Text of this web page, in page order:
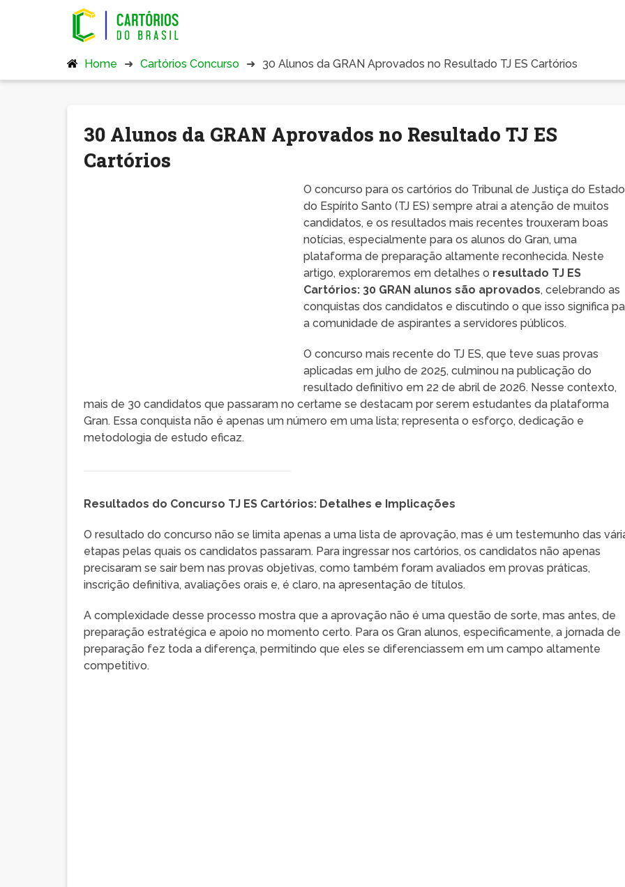
Home Cartórios Concurso 30 Alunos da GRAN Aprovados no Resultado TJ ES Cartórios
30 Alunos da GRAN Aprovados no Resultado TJ ES
Cartórios
O concurso para os cartórios do Tribunal de Justiça do Estado
do Espírito Santo (TJ ES) sempre atrai a atenção de muitos
candidatos, e os resultados mais recentes trouxeram boas
notícias, especialmente para os alunos do Gran, uma
plataforma de preparação altamente reconhecida. Neste
artigo, exploraremos em detalhes o resultado TJ ES
Cartórios: 30 GRAN alunos são aprovados, celebrando as
conquistas dos candidatos e discutindo o que isso significa
a comunidade de aspirantes a servidores públicos.
O concurso mais recente do TJ ES, que teve suas provas
aplicadas em julho de 2025, culminou na publicação do
resultado definitivo em 22 de abril de 2026. Nesse contexto,
mais de 30 candidatos que passaram no certame se destacam por serem estudantes da plataforma
Gran. Essa conquista não é apenas um número em uma lista; representa o esforço, dedicação e
metodologia de estudo eficaz.
Resultados do Concurso TJ ES Cartórios: Detalhes e Implicações
O resultado do concurso não se limita apenas a uma lista de aprovação, mas é um testemunho das
etapas pelas quais os candidatos passaram. Para ingressar nos cartórios, os candidatos não apenas
precisaram se sair bem nas provas objetivas, como também foram avaliados em provas práticas,
inscrição definitiva, avaliações orais e, é claro, na apresentação de títulos.
A complexidade desse processo mostra que a aprovação não é uma questão de sorte, mas antes, de
preparação estratégica e apoio no momento certo. Para os Gran alunos, especificamente, a jornada de
preparação fez toda a diferença, permitindo que eles se diferenciassem em um campo altamente
competitivo.